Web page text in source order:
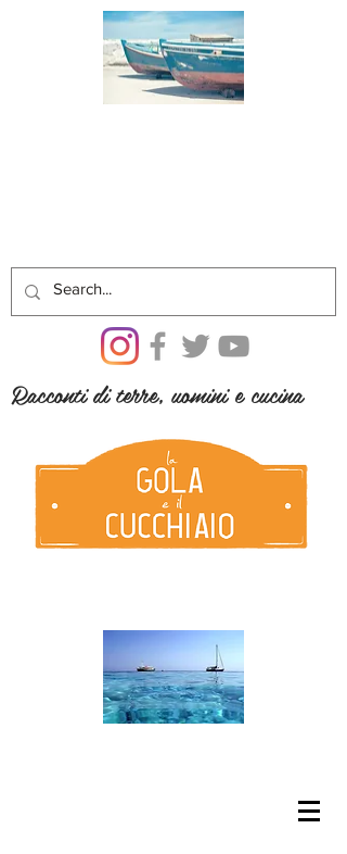
Racconti di terre, uomini e cucina